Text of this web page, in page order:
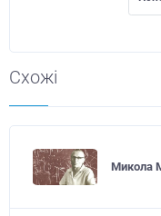
Схожі
Микола